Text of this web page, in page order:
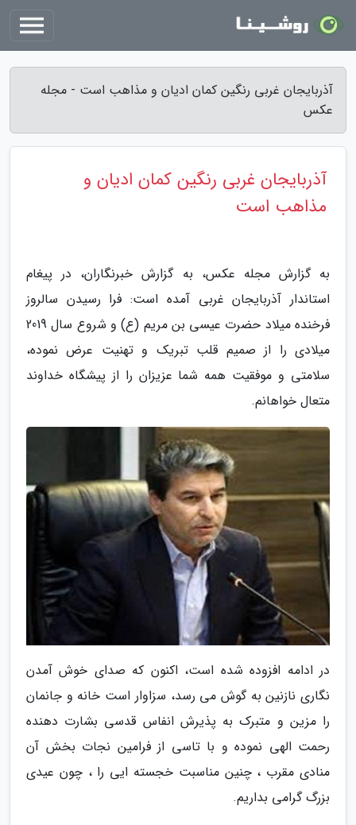
آذربایجان غربی رنگین کمان ادیان و مذاهب است - مجله
عکس
آذربایجان غربی رنگین کمان ادیان و
مذاهب است
به گزارش مجله عکس، به گزارش خبرنگاران، در پیغام
استاندار آذربایجان غربی آمده است: فرا رسیدن سالروز
فرخنده میلاد حضرت عیسی بن مریم (ع) و شروع سال 2019
میلادی را از صمیم قلب تبریک و تهنیت عرض نموده،
سلامتی و موفقیت همه شما عزیزان را از پیشگاه خداوند
متعال خواهانم.
در ادامه افزوده شده است، اکنون که صدای خوش آمدن
نگاری نازنین به گوش می رسد، سزاوار است خانه و جانمان
را مزین و متبرک به پذیرش انفاس قدسی بشارت دهنده
رحمت الهی نموده و با تاسی از فرامین نجات بخش آن
منادی مقرب ، چنین مناسبت خجسته ایی را ، چون عیدی
بزرگ گرامی بداریم.